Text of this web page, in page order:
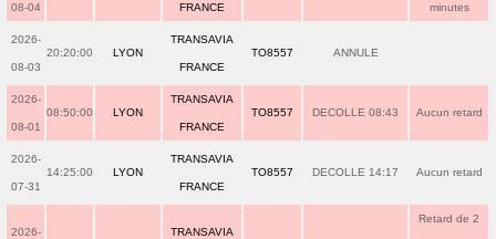
08-04 FRANCE minutes
2026-
08-03
20:20:00 LYON
TRANSAVIA
FRANCE
TO8557 ANNULE
2026-
08-01
08:50:00 LYON
TRANSAVIA
FRANCE
TO8557 DECOLLE 08:43 Aucun retard
2026-
07-31
14:25:00 LYON
TRANSAVIA
FRANCE
TO8557 DECOLLE 14:17 Aucun retard
2026- TRANSAVIA
Retard de 2